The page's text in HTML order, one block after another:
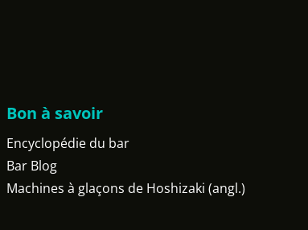
Bon à savoir
Encyclopédie du bar
Bar Blog
Machines à glaçons de Hoshizaki (angl.)